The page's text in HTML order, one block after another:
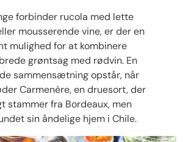
forbinder rucola med lette
mousserende vine, er der en
mulighed for at kombinere
grøntsag med rødvin. En
sammensætning opstår, når
Carmenère, en druesort, der
stammer fra Bordeaux, men
sin åndelige hjem i Chile.